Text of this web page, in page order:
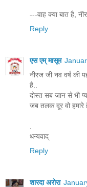
---वाह क्या बात है,
Reply
एस एम् मासूम
नीरज जी नव वर्ष की
है..
दोस्‍त सब जान से भी
जब तलक दूर वो हमारे
धन्यवाद्
Reply
शारदा अरोरा